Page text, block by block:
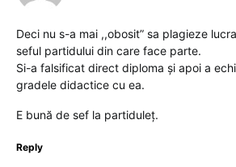
Deci nu s-a mai ,,obosit” sa plagieze
seful partidului din care face parte.
Si-a falsificat direct diploma și apoi a
gradele didactice cu ea.
E bună de sef la partiduleț.
Reply